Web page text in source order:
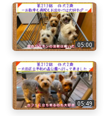
05:00
05:49